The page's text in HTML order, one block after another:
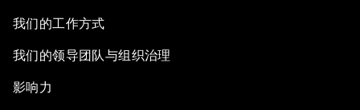
我们的工作方式
我们的领导团队与组织治理
影响力